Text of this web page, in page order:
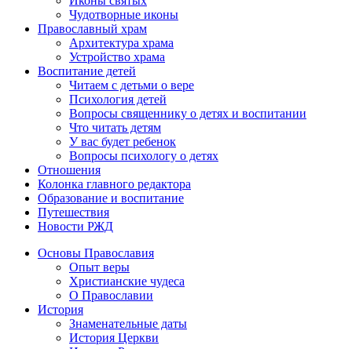
Чудотворные иконы
Православный храм
Архитектура храма
Устройство храма
Воспитание детей
Читаем с детьми о вере
Психология детей
Вопросы священнику о детях и воспитании
Что читать детям
У вас будет ребенок
Вопросы психологу о детях
Отношения
Колонка главного редактора
Образование и воспитание
Путешествия
Новости РЖД
Основы Православия
Опыт веры
Христианские чудеса
О Православии
История
Знаменательные даты
История Церкви